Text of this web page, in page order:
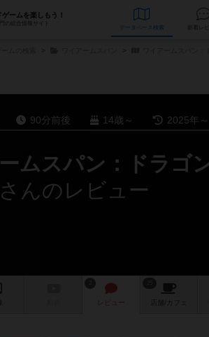
ームを楽しもう！
の総合情報サイト
データベース
90分前後 14歳～ 2025年～
ムスパン：ドラゴ
んのレビュー
レビュー 店舗/ カフェ